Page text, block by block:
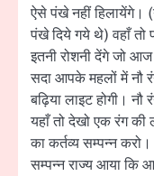
ऐसे पंखे नहीं हिलायेंगे।
पंखे दिये गये थे) वहाँ तो
इतनी रोशनी देंगे जो
सदा आपके महलों में नौ
बढ़िया लाइट होगी।
यहाँ तो देखो एक रंग
का कर्तव्य सम्पन्न
सम्पन्न राज्य आया कि